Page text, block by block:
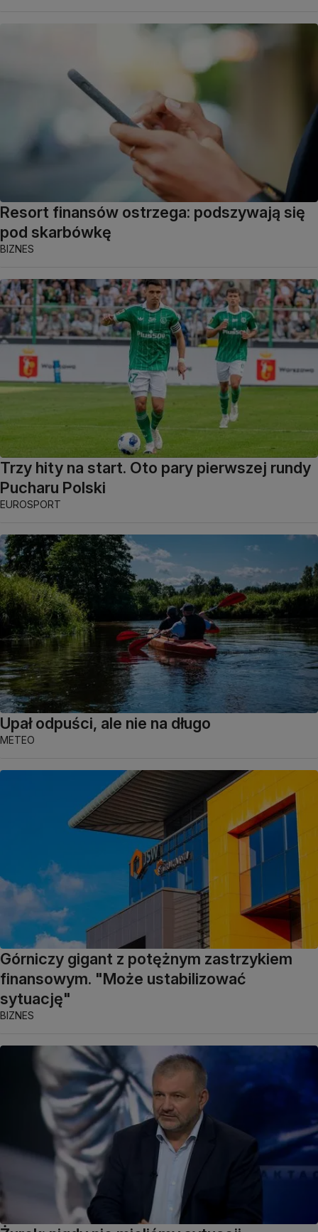
Resort finansów ostrzega: podszywają się
pod skarbówkę
BIZNES
Trzy hity na start. Oto pary pierwszej rundy
Pucharu Polski
EUROSPORT
Upał odpuści, ale nie na długo
METEO
Górniczy gigant z potężnym zastrzykiem
finansowym. "Może ustabilizować
sytuację"
BIZNES